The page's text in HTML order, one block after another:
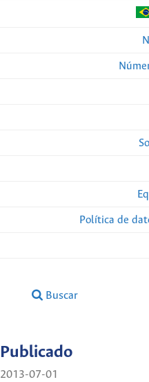
Política de
Buscar
Publicado
2013-07-01